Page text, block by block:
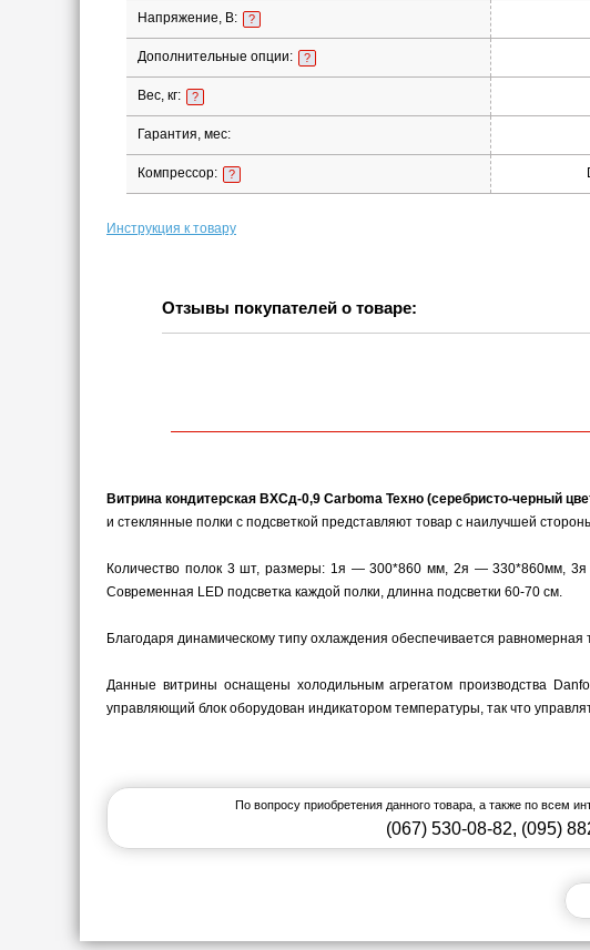
Напряжение, В: ?
Дополнительные опции: ?
Вес, кг: ?
Гарантия, мес:
Компрессор: ?
Инструкция к товару
Отзывы покупателей о товаре:
Витрина кондитерская ВХСд-0,9 Carboma Техно (серебристо-черный
и стеклянные полки с подсветкой представляют товар с наилучшей
Количество полок 3 шт, размеры: 1я — 300*860 мм, 2я — 330*860мм,
Современная LED подсветка каждой полки, длинна подсветки 60-70 см.
Благодаря динамическому типу охлаждения обеспечивается равномерная
Данные витрины оснащены холодильным агрегатом производства
управляющий блок оборудован индикатором температуры, так что
По вопросу приобретения данного товара, а также по всем
(067) 530-08-82, (095)